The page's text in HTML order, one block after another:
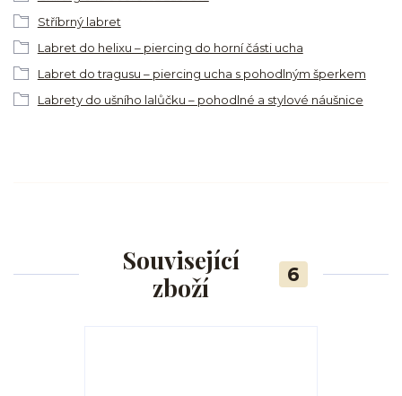
Stříbrný labret
Labret do helixu – piercing do horní části ucha
Labret do tragusu – piercing ucha s pohodlným šperkem
Labrety do ušního lalůčku – pohodlné a stylové náušnice
Související
zboží
6